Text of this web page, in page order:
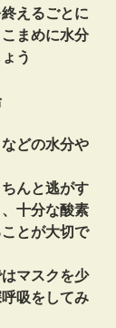
えるごとに
まめに水分
う
どの水分や
んと逃がす
十分な酸素
とが大切で
マスクを少
吸をしてみ